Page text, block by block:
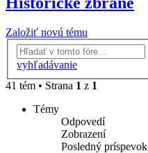
Založiť novú tému
vyhľadávanie
41 tém • Strana 1 z 1
Témy
Odpovedí
Zobrazení
Posledný príspevok